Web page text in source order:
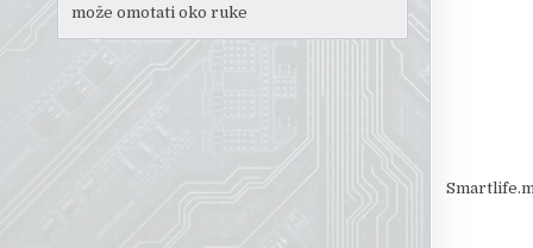
može omotati oko ruke